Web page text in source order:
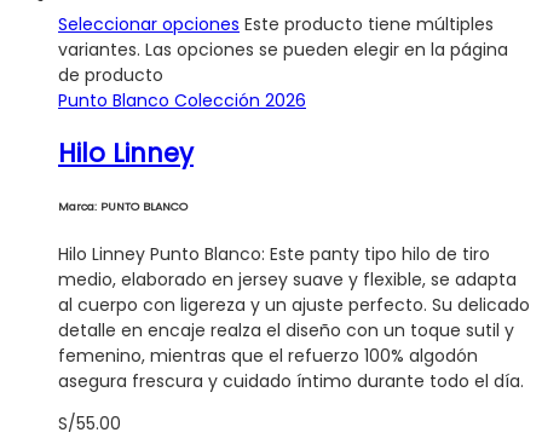
Seleccionar opciones Este producto tiene múltiples
variantes. Las opciones se pueden elegir en la página
de producto
Punto Blanco Colección 2026
Hilo Linney
Marca: PUNTO BLANCO
Hilo Linney Punto Blanco: Este panty tipo hilo de tiro
medio, elaborado en jersey suave y flexible, se adapta
al cuerpo con ligereza y un ajuste perfecto. Su delicado
detalle en encaje realza el diseño con un toque sutil y
femenino, mientras que el refuerzo 100% algodón
asegura frescura y cuidado íntimo durante todo el día.
S/55.00